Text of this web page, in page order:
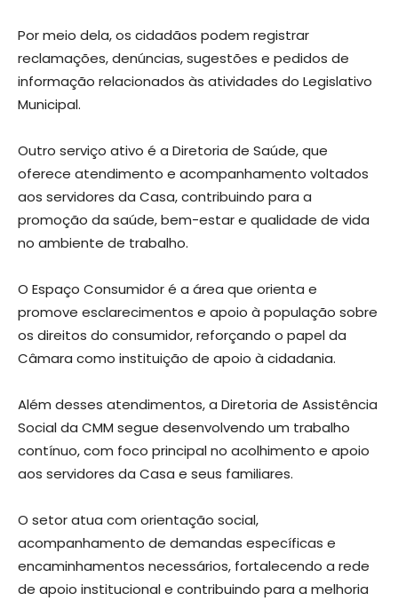
Por meio dela, os cidadãos podem registrar
reclamações, denúncias, sugestões e pedidos de
informação relacionados às atividades do Legislativo
Municipal.
Outro serviço ativo é a Diretoria de Saúde, que
oferece atendimento e acompanhamento voltados
aos servidores da Casa, contribuindo para a
promoção da saúde, bem-estar e qualidade de vida
no ambiente de trabalho.
O Espaço Consumidor é a área que orienta e
promove esclarecimentos e apoio à população sobre
os direitos do consumidor, reforçando o papel da
Câmara como instituição de apoio à cidadania.
Além desses atendimentos, a Diretoria de Assistência
Social da CMM segue desenvolvendo um trabalho
contínuo, com foco principal no acolhimento e apoio
aos servidores da Casa e seus familiares.
O setor atua com orientação social,
acompanhamento de demandas específicas e
encaminhamentos necessários, fortalecendo a rede
de apoio institucional e contribuindo para a melhoria